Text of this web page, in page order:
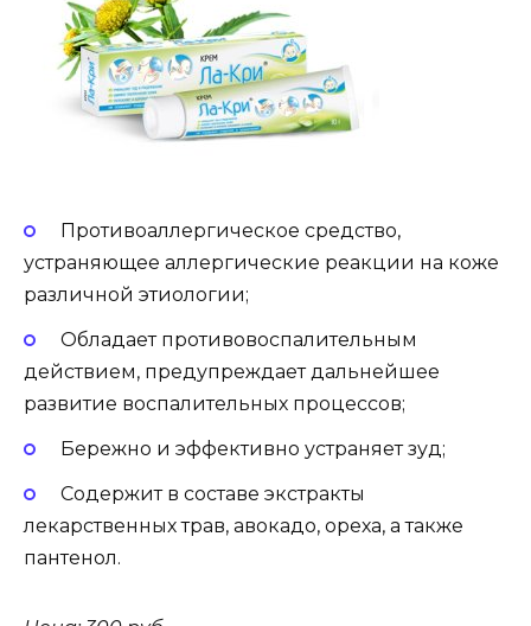
Противоаллергическое средство,
устраняющее аллергические реакции на коже
различной этиологии;
Обладает противовоспалительным
действием, предупреждает дальнейшее
развитие воспалительных процессов;
Бережно и эффективно устраняет зуд;
Содержит в составе экстракты
лекарственных трав, авокадо, ореха, а также
пантенол.